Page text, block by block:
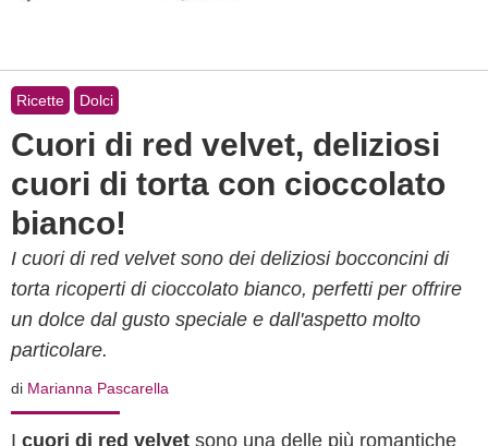
Ricette Dolci
Cuori di red velvet, deliziosi
cuori di torta con cioccolato
bianco!
I cuori di red velvet sono dei deliziosi bocconcini di
torta ricoperti di cioccolato bianco, perfetti per offrire
un dolce dal gusto speciale e dall'aspetto molto
particolare.
di Marianna Pascarella
I cuori di red velvet sono una delle più romantiche